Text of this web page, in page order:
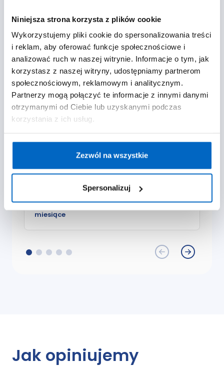
Niniejsza strona korzysta z plików cookie
Wykorzystujemy pliki cookie do spersonalizowania treści
i reklam, aby oferować funkcje społecznościowe i
analizować ruch w naszej witrynie. Informacje o tym, jak
korzystasz z naszej witryny, udostępniamy partnerom
społecznościowym, reklamowym i analitycznym.
Partnerzy mogą połączyć te informacje z innymi danymi
otrzymanymi od Ciebie lub uzyskanymi podczas
korzystania z ich usług.
Zezwól na wszystkie
Spersonalizuj
Zobacz wszystkie opinie
5.0
Ogólnie dla mnie super produkt. Właśnie
takiego typu żeli używam. Potrzebuję
siebie. Ten żel nie wysusza skóry w ogóle.
Zostawia ją lekko nawilżoną, ale bez
jest plusem. Fajnie, że jest duża
pojemność. Wzięliśmy żel na wakacje,
gdzie myłam nim też twarz i też spisał się
dobrze - zero uczucia ściągnięcia, a
mam cerę suchą. Minusik za średni
Natalia, mama Bogusława, 6 lat i 4
miesiące
Jak opiniujemy